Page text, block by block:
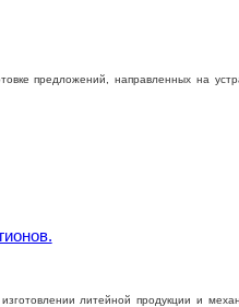
предложений, направленных на
литейной продукции и